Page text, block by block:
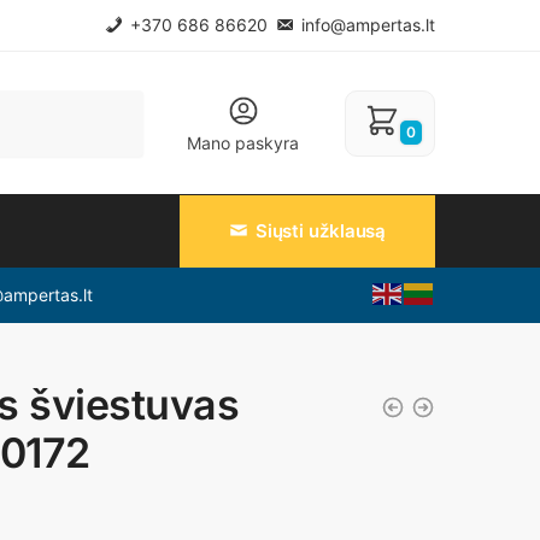
+370 686 86620 info@ampertas.lt
Mano paskyra
0
Siųsti užklausą
šviestuvas